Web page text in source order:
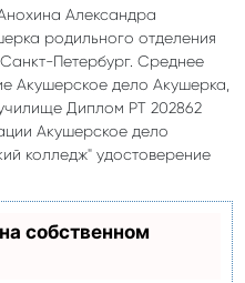
Александра
родильного отделения
Петербург. Среднее
Акушерское дело Акушерка,
Диплом РТ 202862
Акушерское дело
колледж" удостоверение
собственном